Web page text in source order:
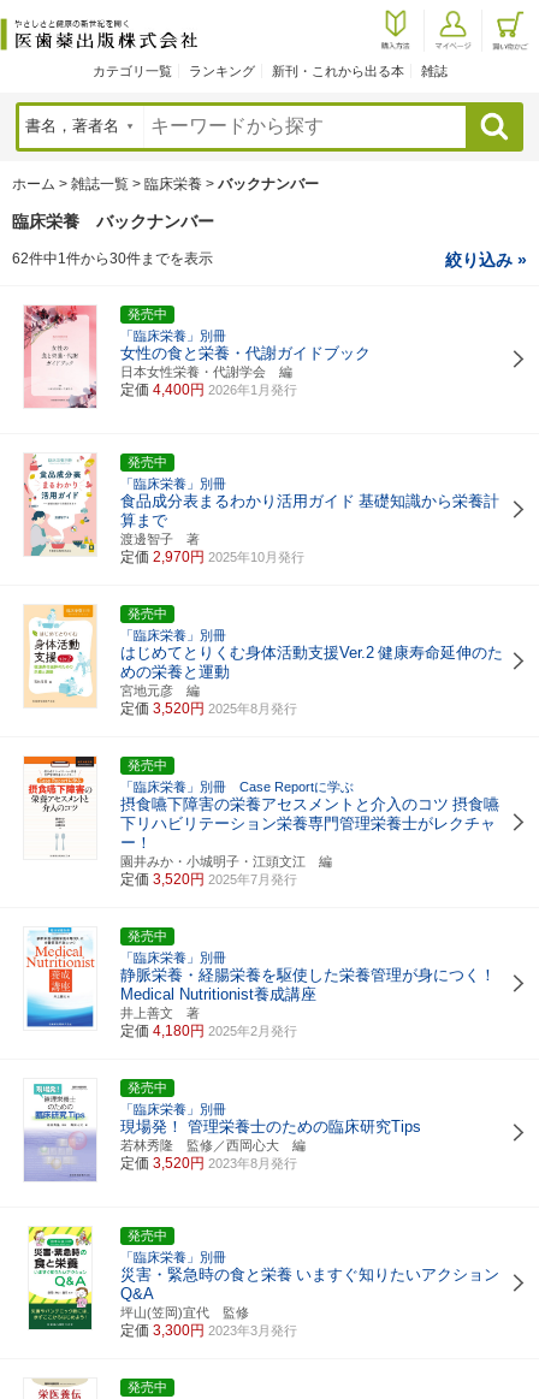
カテゴリ一覧 ランキング 新刊・これから出る本 雑誌
検索
ホーム > 雑誌一覧 > 臨床栄養 > バックナンバー
臨床栄養 バックナンバー
62件中1件から30件までを表示 絞り込み »
発売中
「臨床栄養」別冊
女性の食と栄養・代謝ガイドブック
日本女性栄養・代謝学会 編
定価 4,400円 2026年1月発行
発売中
「臨床栄養」別冊
食品成分表まるわかり活用ガイド 基礎知識から栄養計
算まで
渡邊智子 著
定価 2,970円 2025年10月発行
発売中
「臨床栄養」別冊
はじめてとりくむ身体活動支援Ver.2 健康寿命延伸のた
めの栄養と運動
宮地元彦 編
定価 3,520円 2025年8月発行
発売中
「臨床栄養」別冊 Case Reportに学ぶ
摂食嚥下障害の栄養アセスメントと介入のコツ 摂食嚥
下リハビリテーション栄養専門管理栄養士がレクチャ
ー！
園井みか・小城明子・江頭文江 編
定価 3,520円 2025年7月発行
発売中
「臨床栄養」別冊
静脈栄養・経腸栄養を駆使した栄養管理が身につく！
Medical Nutritionist養成講座
井上善文 著
定価 4,180円 2025年2月発行
発売中
「臨床栄養」別冊
現場発！ 管理栄養士のための臨床研究Tips
若林秀隆 監修／西岡心大 編
定価 3,520円 2023年8月発行
発売中
「臨床栄養」別冊
災害・緊急時の食と栄養 いますぐ知りたいアクション
Q&A
坪山(笠岡)宜代 監修
定価 3,300円 2023年3月発行
発売中